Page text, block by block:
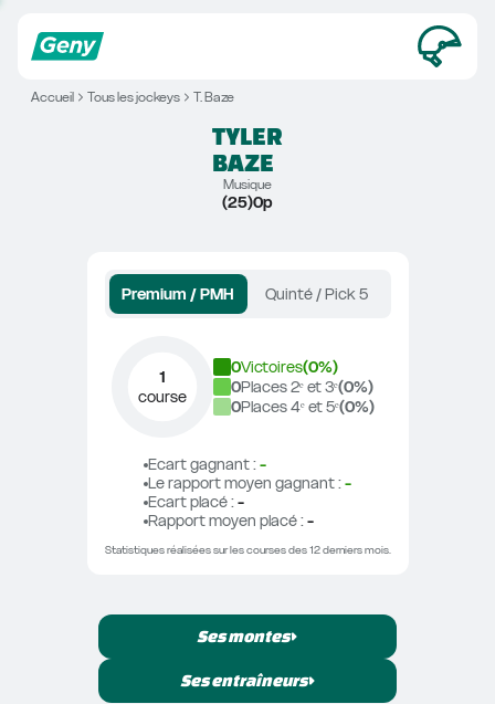
Accueil Tous les jockeys T. Baze
TYLER
BAZE
Musique
(25)0p
Premium / PMH Quinté / Pick 5
1
course
0Victoires(0%)
0Places 2ᵉ et 3ᵉ(0%)
0Places 4ᵉ et 5ᵉ(0%)
Ecart gagnant : -
Le rapport moyen gagnant : -
Ecart placé : -
Rapport moyen placé : -
Statistiques réalisées sur les courses des 12 derniers mois.
Ses montes
Ses entraîneurs